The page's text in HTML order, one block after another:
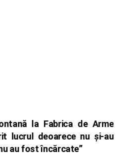
la Fabrica de Arme
lucrul deoarece nu și-au
au fost încărcate”